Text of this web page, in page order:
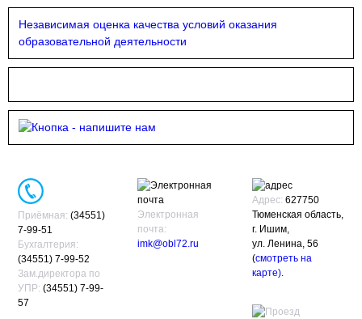
Независимая оценка качества условий оказания
образовательной деятельности
Приёмная: (34551)
7-99-51
Бухгалтерия:
(34551) 7-99-52
Зам.директора по
УПР: (34551) 7-99-
57
Электронная
почта:
imk@obl72.ru
Адрес:627750
Тюменская область,
г. Ишим,
ул. Ленина, 56
(смотреть на
карте).